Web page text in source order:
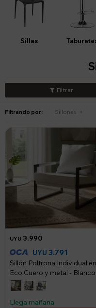
Sillas
Filtrando por: Sillones
UYU 3.990
UYU 3.791
Sillón Poltrona Individual en
Eco Cuero y metal - Blanco
Llega mañana